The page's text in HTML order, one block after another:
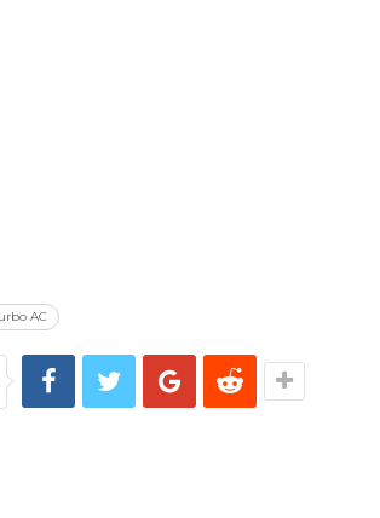
AC